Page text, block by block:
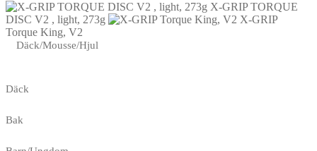
X-GRIP TORQUE
DISC V2 , light, 273g
X-GRIP
Torque King, V2
Däck/Mousse/Hjul
Däck
Bak